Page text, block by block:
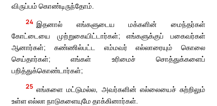
விருப்பம் கொண்டிருந்தோம்.
24 இதனால் எங்களுடைய மக்களின் மைந்தர்கள்
கோட்டையை முற்றுகையிட்டார்கள்; எங்களுக்குப் பகைவர்கள்
ஆனார்கள்; கண்ணில்பட்ட எம்மவர் எல்லாரையும் கொலை
செய்தார்கள்; எங்கள் உரிமைச் சொத்துக்களைப்
பறித்துக்கொண்டார்கள்;
25 எங்களை மட்டுமல்ல, அவர்களின் எல்லையைச் சுற்றிலும்
உள்ள எல்லா நாடுகளையுமே தாக்கினார்கள்.